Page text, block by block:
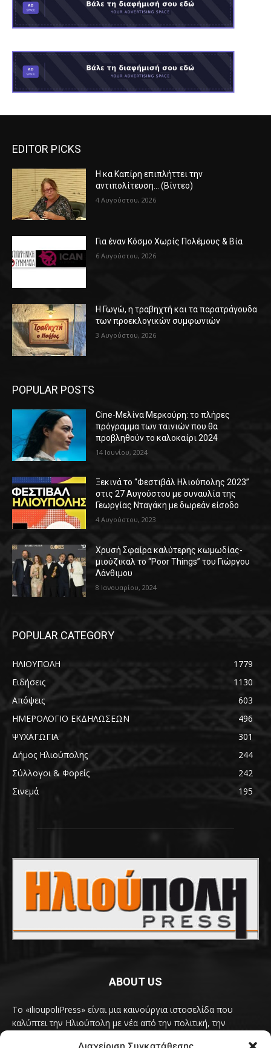
EDITOR PICKS
Η κα Καπίρη επιπλήττει την
αντιπολίτευση… (Βίντεο)
4 Αυγούστου, 2026
Για έναν Κόσμο Χωρίς Πολέμους & Βία
6 Αυγούστου, 2026
Η Γωγώ, η τραβηχτή και τα παρατράγουδα
των προεκλογικών συμφωνιών
3 Αυγούστου, 2026
POPULAR POSTS
Cine-Μελίνα Μερκούρη: το πλήρες
πρόγραμμα των ταινιών που θα
προβληθούν το καλοκαίρι 2024
14 Ιουνίου, 2024
Ξεκινά το “Φεστιβάλ Ηλιούπολης 2023”
στις 27 Αυγούστου με συναυλία της
Γεωργίας Νταγάκη με δωρεάν είσοδο
4 Αυγούστου, 2023
Χρυσή Σφαίρα καλύτερης κωμωδίας-
μιούζικαλ το “Poor Things” του Γιώργου
Λάνθιμου
8 Ιανουαρίου, 2024
POPULAR CATEGORY
ΗΛΙΟΥΠΟΛΗ
1779
Ειδήσεις
1130
Απόψεις
603
ΗΜΕΡΟΛΟΓΙΟ ΕΚΔΗΛΩΣΕΩΝ
496
ΨΥΧΑΓΩΓΙΑ
301
Δήμος Ηλιούπολης
244
Σύλλογοι & Φορείς
242
Σινεμά
195
ABOUT US
Το «ilioupoliPress» είναι μια καινούργια ιστοσελίδα που
καλύπτει την Ηλιούπολη με νέα από την πολιτική, την